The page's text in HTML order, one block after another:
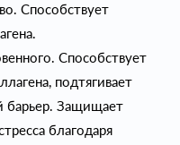
Способствует
Способствует
подтягивает
барьер. Защищает
благодаря